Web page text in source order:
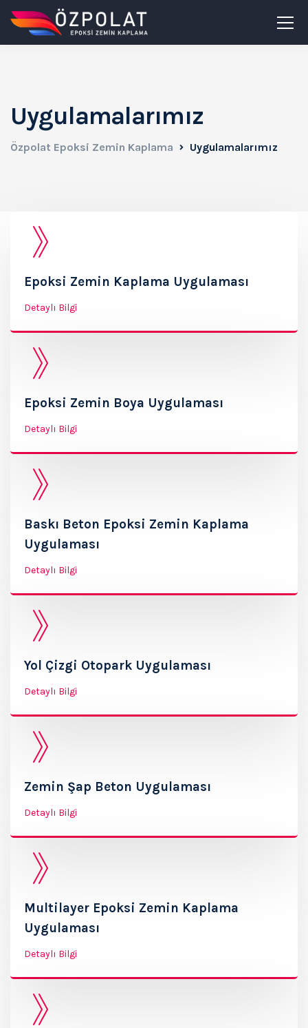
Uygulamalarımız
Özpolat Epoksi Zemin Kaplama Uygulamalarımız
Epoksi Zemin Kaplama Uygulaması
Detaylı Bilgi
Epoksi Zemin Boya Uygulaması
Detaylı Bilgi
Baskı Beton Epoksi Zemin Kaplama
Uygulaması
Detaylı Bilgi
Yol Çizgi Otopark Uygulaması
Detaylı Bilgi
Zemin Şap Beton Uygulaması
Detaylı Bilgi
Multilayer Epoksi Zemin Kaplama
Uygulaması
Detaylı Bilgi